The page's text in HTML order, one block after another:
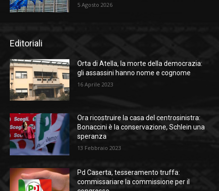
5 Agosto 2026
Editoriali
Orta di Atella, la morte della democrazia:
gli assassini hanno nome e cognome
16 Aprile 2023
Ora ricostruire la casa del centrosinistra:
Bonaccini è la conservazione, Schlein una
speranza
13 Febbraio 2023
Pd Caserta, tesseramento truffa:
commissariare la commissione per il